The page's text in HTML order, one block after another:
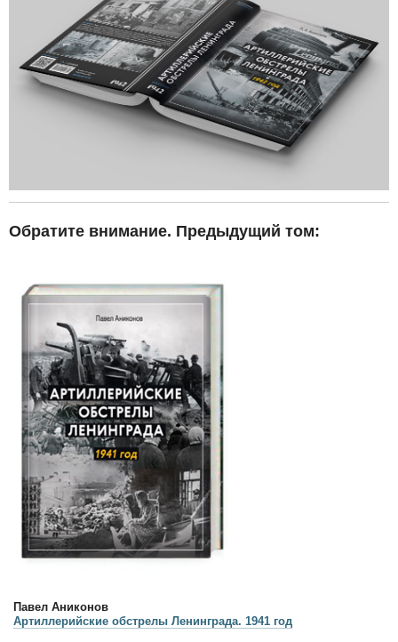
Обратите внимание. Предыдущий том:
Павел Аниконов
Артиллерийские обстрелы Ленинграда. 1941 год